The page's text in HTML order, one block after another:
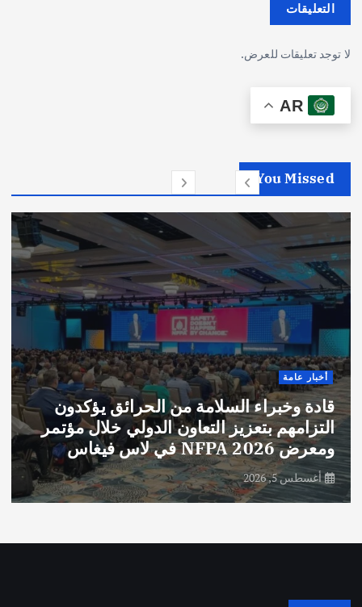
التعليقات
لا توجد تعليقات للعرض.
AR
You Missed
أخبار عامة
قادة وخبراء السلامة من الحرائق يؤكدون
التزامهم بتعزيز التعاون الدولي خلال مؤتمر
ومعرض NFPA 2026 في لاس فيغاس
أغسطس 5, 2026